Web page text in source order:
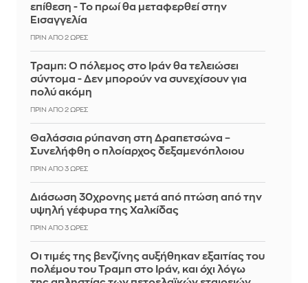
επίθεση - Το πρωί θα μεταφερθεί στην
Εισαγγελία
ΠΡΙΝ ΑΠΌ 2 ΏΡΕΣ
Τραμπ: Ο πόλεμος στο Ιράν θα τελειώσει
σύντομα - Δεν μπορούν να συνεχίσουν για
πολύ ακόμη
ΠΡΙΝ ΑΠΌ 2 ΏΡΕΣ
Θαλάσσια ρύπανση στη Δραπετσώνα –
Συνελήφθη ο πλοίαρχος δεξαμενόπλοιου
ΠΡΙΝ ΑΠΌ 3 ΏΡΕΣ
Διάσωση 30χρονης μετά από πτώση από την
υψηλή γέφυρα της Χαλκίδας
ΠΡΙΝ ΑΠΌ 3 ΏΡΕΣ
Οι τιμές της βενζίνης αυξήθηκαν εξαιτίας του
πολέμου του Τραμπ στο Ιράν, και όχι λόγω